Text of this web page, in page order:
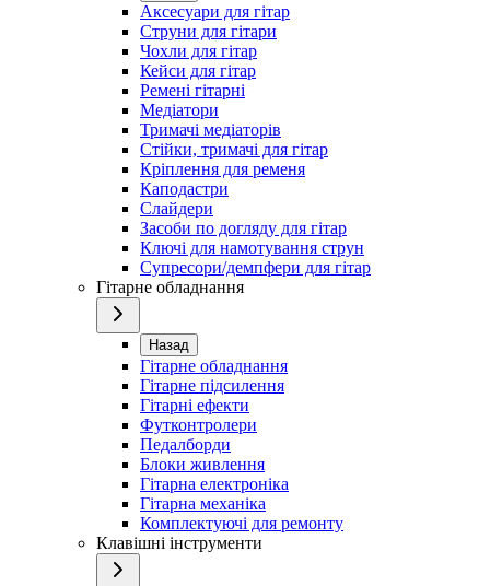
Аксесуари для гітар
Струни для гітари
Чохли для гітар
Кейси для гітар
Ремені гітарні
Медіатори
Тримачі медіаторів
Стійки, тримачі для гітар
Кріплення для ременя
Каподастри
Слайдери
Засоби по догляду для гітар
Ключі для намотування струн
Супресори/демпфери для гітар
Гітарне обладнання
Назад
Гітарне обладнання
Гітарне підсилення
Гітарні ефекти
Футконтролери
Педалборди
Блоки живлення
Гітарна електроніка
Гітарна механіка
Комплектуючі для ремонту
Клавішні інструменти